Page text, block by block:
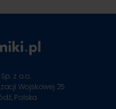
z o.o.
Wojskowej 25
Polska